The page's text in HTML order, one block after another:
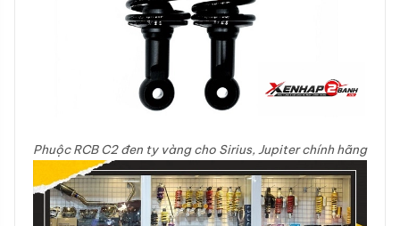
Phuộc RCB C2 đen ty vàng cho Sirius, Jupiter chính hãng